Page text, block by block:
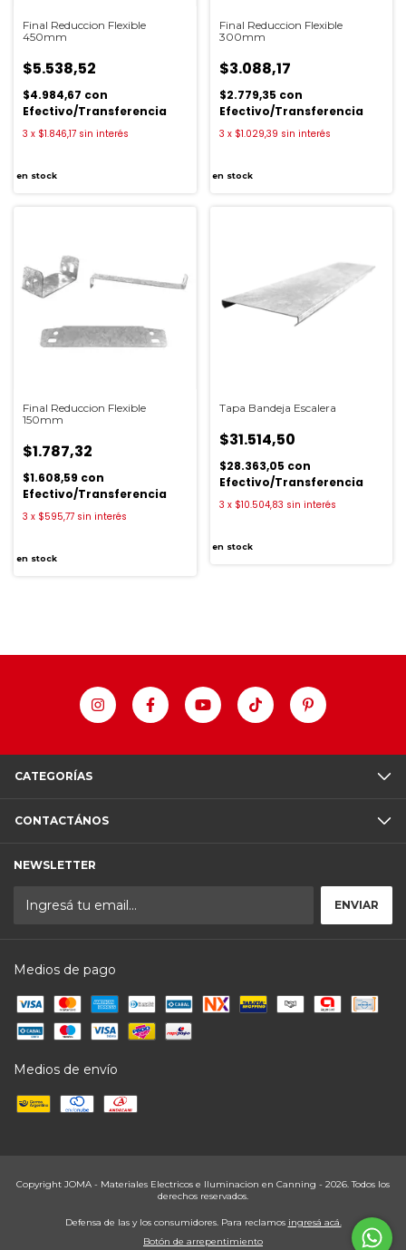
Final Reduccion Flexible
450mm
$5.538,52
$4.984,67 con
Efectivo/Transferencia
3 x $1.846,17 sin interés
en stock
Final Reduccion Flexible
300mm
$3.088,17
$2.779,35 con
Efectivo/Transferencia
3 x $1.029,39 sin interés
en stock
Final Reduccion Flexible
150mm
$1.787,32
$1.608,59 con
Efectivo/Transferencia
3 x $595,77 sin interés
en stock
Tapa Bandeja Escalera
$31.514,50
$28.363,05 con
Efectivo/Transferencia
3 x $10.504,83 sin interés
en stock
CATEGORÍAS
CONTACTÁNOS
NEWSLETTER
Medios de pago
Medios de envío
Copyright JOMA - Materiales Electricos e Iluminacion en Canning - 2026. Todos los
derechos reservados.
Defensa de las y los consumidores. Para reclamos ingresá acá.
Botón de arrepentimiento